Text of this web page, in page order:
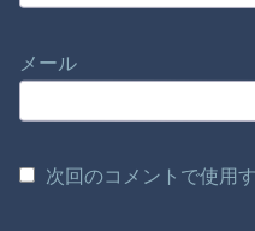
メール
次回のコメントで使用